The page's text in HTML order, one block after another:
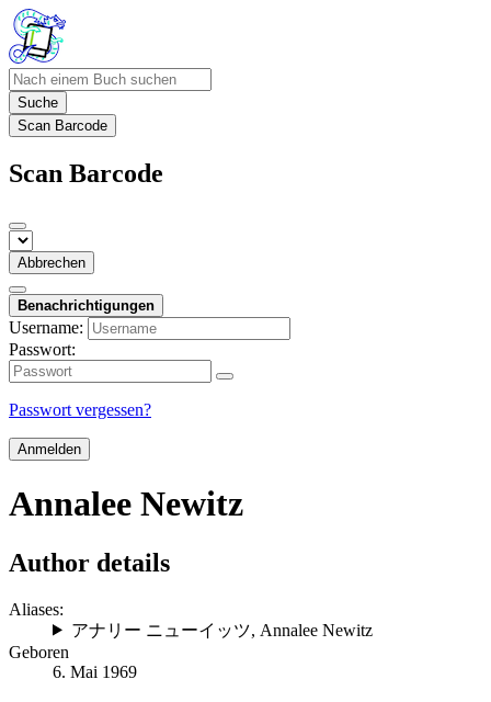
Suche
Scan Barcode
Scan Barcode
Abbrechen
Benachrichtigungen
Username:
Passwort:
Passwort vergessen?
Anmelden
Annalee Newitz
Author details
Aliases:
アナリー ニューイッツ, Annalee Newitz
Geboren
6. Mai 1969